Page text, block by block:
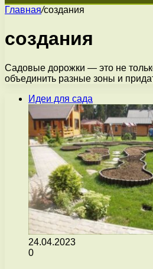
Главная/создания
создания
Садовые дорожки — это не
объединить разные зоны и
Идеи для сада
24.04.2023
0